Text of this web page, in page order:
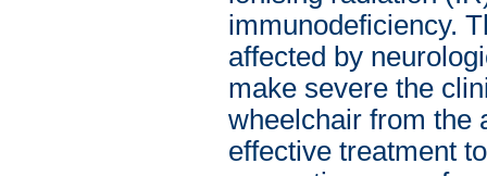
immunodeficiency.
affected by
make severe the
wheelchair from the
effective treatment